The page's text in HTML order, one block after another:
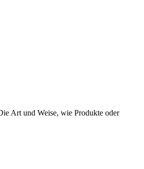
Art und Weise, wie Produkte oder